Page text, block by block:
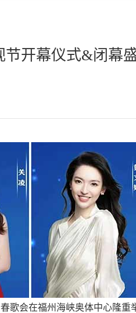
节开幕仪式&闭幕
歌会在福州海峡奥体中心隆重